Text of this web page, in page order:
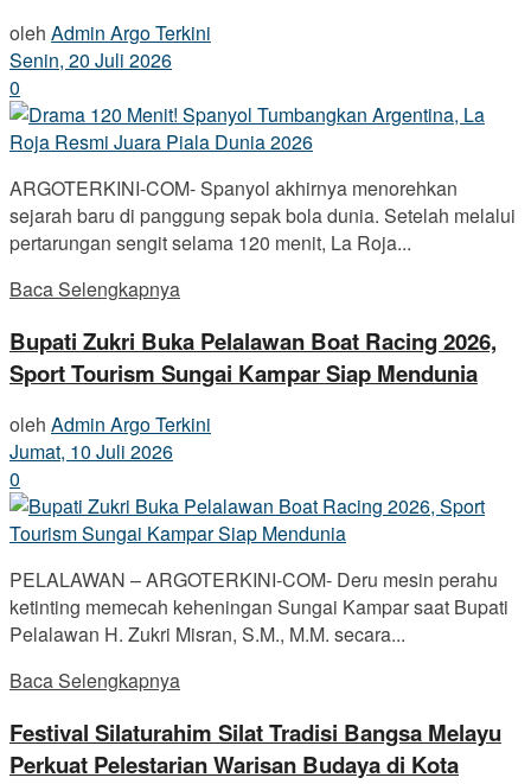
oleh Admin Argo Terkini
Senin, 20 Juli 2026
0
ARGOTERKINI-COM- Spanyol akhirnya menorehkan
sejarah baru di panggung sepak bola dunia. Setelah melalui
pertarungan sengit selama 120 menit, La Roja...
Baca Selengkapnya
Bupati Zukri Buka Pelalawan Boat Racing 2026,
Sport Tourism Sungai Kampar Siap Mendunia
oleh Admin Argo Terkini
Jumat, 10 Juli 2026
0
PELALAWAN – ARGOTERKINI-COM- Deru mesin perahu
ketinting memecah keheningan Sungai Kampar saat Bupati
Pelalawan H. Zukri Misran, S.M., M.M. secara...
Baca Selengkapnya
Festival Silaturahim Silat Tradisi Bangsa Melayu
Perkuat Pelestarian Warisan Budaya di Kota